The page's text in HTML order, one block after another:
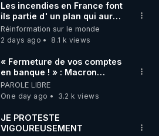
Les incendies en France font
ils partie d' un plan qui aurait
débuté le 11 septembre 2001
?
Réinformation sur le monde
2 days ago
8.1 k views
« Fermeture de vos comptes
en banque ! » : Macron
impose une loi folle !
PAROLE LIBRE
One day ago
3.2 k views
JE PROTESTE
VIGOUREUSEMENT